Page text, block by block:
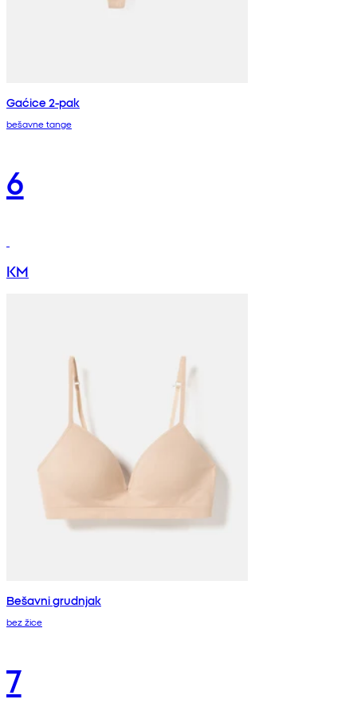
Gaćice 2-pak
bešavne tange
6
KM
Bešavni grudnjak
bez žice
7